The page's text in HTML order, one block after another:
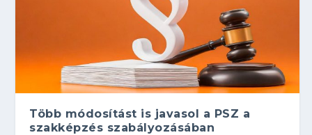
Több módosítást is javasol a PSZ a
szakképzés szabályozásában